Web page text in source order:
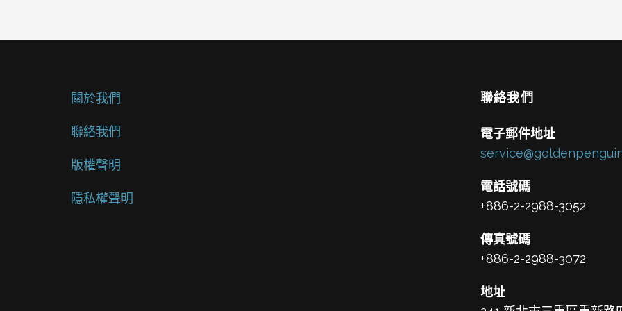
關於我們
聯絡我們
版權聲明
隱私權聲明
聯絡我們
電子郵件地址
電話號碼
+886-2-2988-3052
傳真號碼
+886-2-2988-3072
地址